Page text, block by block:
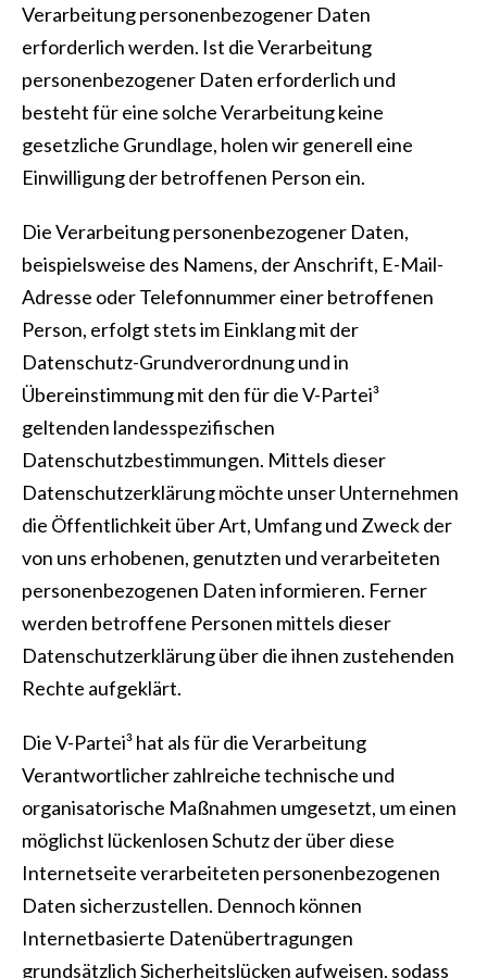
Verarbeitung personenbezogener Daten
erforderlich werden. Ist die Verarbeitung
personenbezogener Daten erforderlich und
besteht für eine solche Verarbeitung keine
gesetzliche Grundlage, holen wir generell eine
Einwilligung der betroffenen Person ein.
Die Verarbeitung personenbezogener Daten,
beispielsweise des Namens, der Anschrift, E-Mail-
Adresse oder Telefonnummer einer betroffenen
Person, erfolgt stets im Einklang mit der
Datenschutz-Grundverordnung und in
Übereinstimmung mit den für die V-Partei³
geltenden landesspezifischen
Datenschutzbestimmungen. Mittels dieser
Datenschutzerklärung möchte unser Unternehmen
die Öffentlichkeit über Art, Umfang und Zweck der
von uns erhobenen, genutzten und verarbeiteten
personenbezogenen Daten informieren. Ferner
werden betroffene Personen mittels dieser
Datenschutzerklärung über die ihnen zustehenden
Rechte aufgeklärt.
Die V-Partei³ hat als für die Verarbeitung
Verantwortlicher zahlreiche technische und
organisatorische Maßnahmen umgesetzt, um einen
möglichst lückenlosen Schutz der über diese
Internetseite verarbeiteten personenbezogenen
Daten sicherzustellen. Dennoch können
Internetbasierte Datenübertragungen
grundsätzlich Sicherheitslücken aufweisen, sodass